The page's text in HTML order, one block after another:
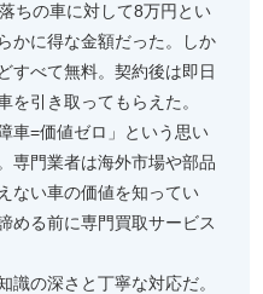
ちの車に対して8万円とい
かに得な金額だった。しか
すべて無料。契約後は即日
を引き取ってもらえた。
車=価値ゼロ」という思い
専門業者は海外市場や部品
ない車の価値を知ってい
める前に専門買取サービス
識の深さと丁寧な対応だ。